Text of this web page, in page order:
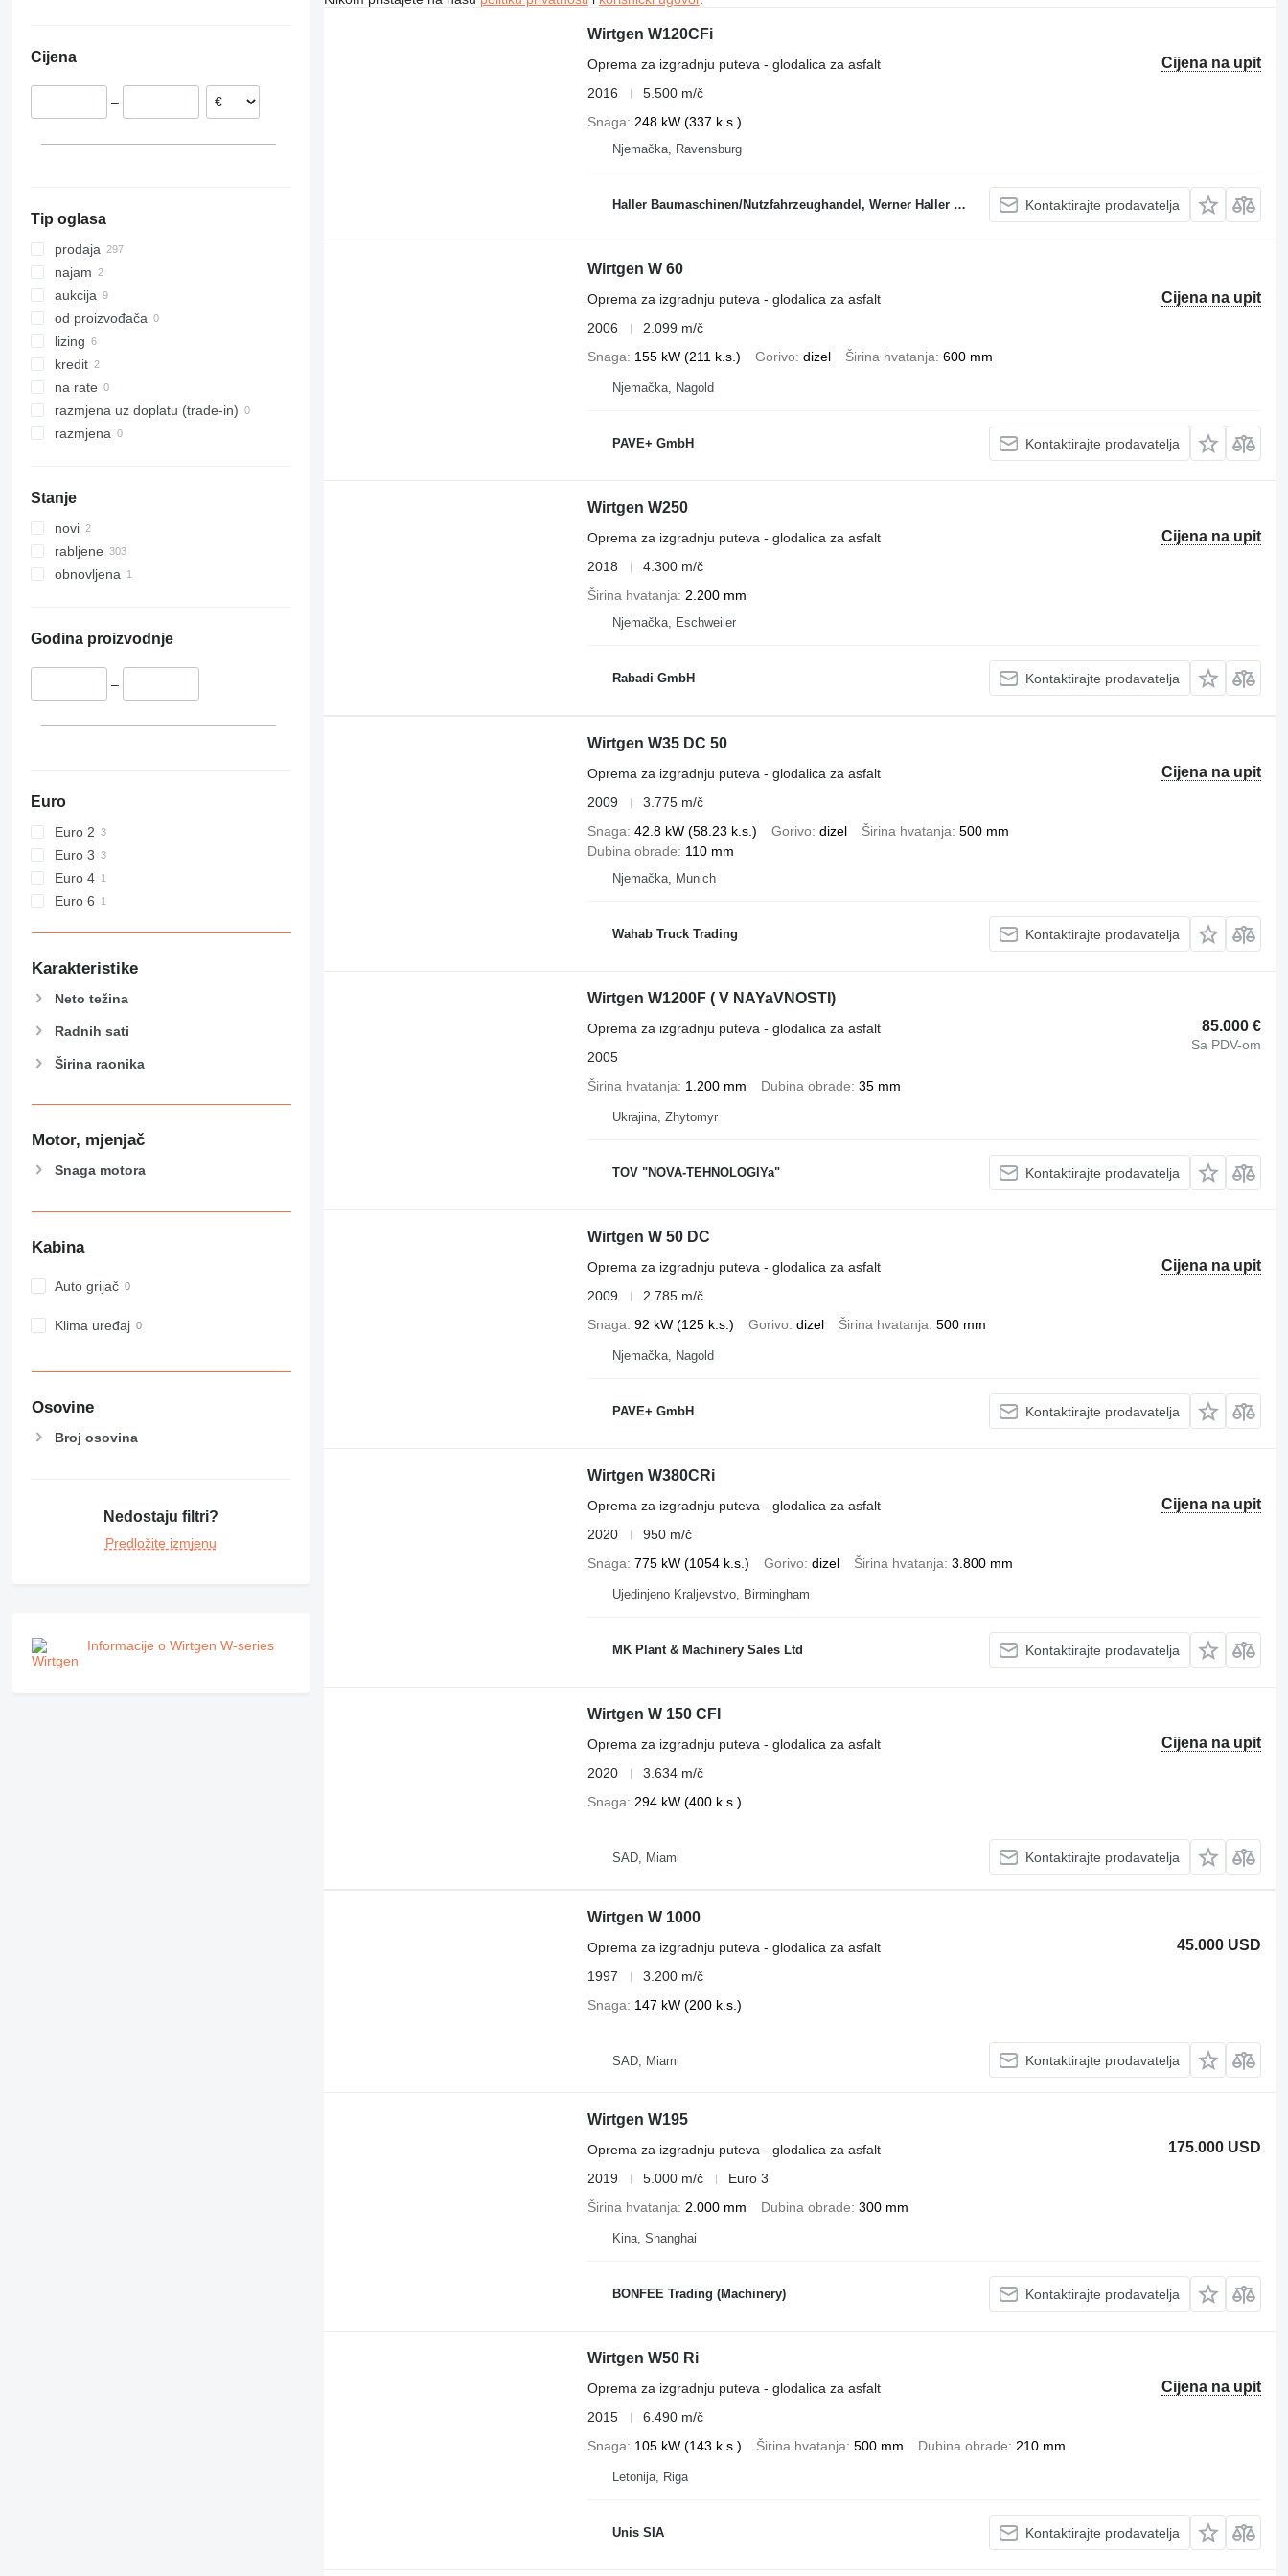
W350
W500
W1900
W2000
W2100
Italija
Rumunjska
Cijena
–
Tip oglasa
prodaja
najam
aukcija
od proizvođača
lizing
kredit
na rate
razmjena uz doplatu (trade-in)
razmjena
Stanje
novi
rabljene
obnovljena
Godina proizvodnje
–
Euro
Euro 2
Euro 3
Euro 4
Euro 6
Karakteristike
Neto težina
Radnih sati
Širina raonika
Motor, mjenjač
Snaga motora
Kabina
Auto grijač
Klima uređaj
Osovine
Broj osovina
Nedostaju filtri?
Predložite izmjenu
Informacije o Wirtgen W-series
Wirtgen W120CFi
Cijena na upit
Oprema za izgradnju puteva - glodalica za asfalt
2016
5.500 m/č
Snaga
248 kW (337 k.s.)
Njemačka, Ravensburg
Haller Baumaschinen/Nutzfahrzeughandel, Werner Haller e.K. Kontaktirajte prodavatelja
Wirtgen W 60
Cijena na upit
Oprema za izgradnju puteva - glodalica za asfalt
2006
2.099 m/č
Snaga
155 kW (211 k.s.) Gorivo dizel Širina hvatanja 600 mm
Njemačka, Nagold
PAVE+ GmbH Kontaktirajte prodavatelja
Wirtgen W250
Cijena na upit
Oprema za izgradnju puteva - glodalica za asfalt
2018
4.300 m/č
Širina hvatanja
2.200 mm
Njemačka, Eschweiler
Rabadi GmbH Kontaktirajte prodavatelja
Wirtgen W35 DC 50
Cijena na upit
Oprema za izgradnju puteva - glodalica za asfalt
2009
3.775 m/č
Snaga 42.8 kW (58.23 k.s.) Gorivo dizel Širina hvatanja 500 mm
Dubina obrade
110 mm
Njemačka, Munich
Wahab Truck Trading Kontaktirajte prodavatelja
Wirtgen W1200F ( V NAYaVNOSTI)
85.000 €
Sa PDV-om
Oprema za izgradnju puteva - glodalica za asfalt
2005
Širina hvatanja
1.200 mm Dubina obrade 35 mm
Ukrajina, Zhytomyr
TOV "NOVA-TEHNOLOGIYa" Kontaktirajte prodavatelja
Wirtgen W 50 DC
Cijena na upit
Oprema za izgradnju puteva - glodalica za asfalt
2009
2.785 m/č
Snaga 92 kW (125 k.s.) Gorivo dizel Širina hvatanja 500 mm
Njemačka, Nagold
PAVE+ GmbH Kontaktirajte prodavatelja
Wirtgen W380CRi
Cijena na upit
Oprema za izgradnju puteva - glodalica za asfalt
2020
950 m/č
Snaga 775 kW (1054 k.s.) Gorivo dizel Širina hvatanja 3.800 mm
Ujedinjeno Kraljevstvo, Birmingham
MK Plant & Machinery Sales Ltd Kontaktirajte prodavatelja
Wirtgen W 150 CFI
Cijena na upit
Oprema za izgradnju puteva - glodalica za asfalt
2020
3.634 m/č
Snaga
294 kW (400 k.s.)
SAD, Miami Kontaktirajte prodavatelja
Wirtgen W 1000
45.000 USD
Oprema za izgradnju puteva - glodalica za asfalt
1997
3.200 m/č
Snaga
147 kW (200 k.s.)
SAD, Miami Kontaktirajte prodavatelja
Wirtgen W195
175.000 USD
Oprema za izgradnju puteva - glodalica za asfalt
2019
5.000 m/č
Euro 3
Širina hvatanja
2.000 mm Dubina obrade 300 mm
Kina, Shanghai
BONFEE Trading (Machinery) Kontaktirajte prodavatelja
Wirtgen W50 Ri
Cijena na upit
Oprema za izgradnju puteva - glodalica za asfalt
2015
6.490 m/č
Snaga
105 kW (143 k.s.) Širina hvatanja 500 mm Dubina obrade 210 mm
Letonija, Riga
Unis SIA Kontaktirajte prodavatelja